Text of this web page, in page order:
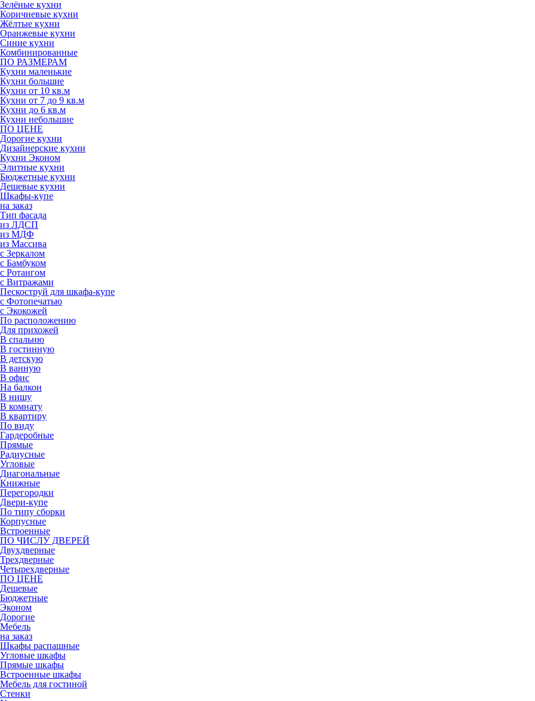
Зелёные кухни
Коричневые кухни
Жёлтые кухни
Оранжевые кухни
Синие кухни
Комбинированные
ПО РАЗМЕРАМ
Кухни маленькие
Кухни большие
Кухни от 10 кв.м
Кухни от 7 до 9 кв.м
Кухни до 6 кв.м
Кухни небольшие
ПО ЦЕНЕ
Дорогие кухни
Дизайнерские кухни
Кухни Эконом
Элитные кухни
Бюджетные кухни
Дешевые кухни
Шкафы-купе
на заказ
Тип фасада
из ЛДСП
из МДФ
из Массива
с Зеркалом
с Бамбуком
с Ротангом
с Витражами
Пескоструй для шкафа-купе
с Фотопечатью
с Экокожей
По расположению
Для прихожей
В спальню
В гостинную
В детскую
В ванную
В офис
На балкон
В нишу
В комнату
В квартиру
По виду
Гардеробные
Прямые
Радиусные
Угловые
Диагональные
Книжные
Перегородки
Двери-купе
По типу сборки
Корпусные
Встроенные
ПО ЧИСЛУ ДВЕРЕЙ
Двухдверные
Трехдверные
Четырехдверные
ПО ЦЕНЕ
Дешевые
Бюджетные
Эконом
Дорогие
Мебель
на заказ
Шкафы распашные
Угловые шкафы
Прямые шкафы
Встроенные шкафы
Мебель для гостиной
Стенки